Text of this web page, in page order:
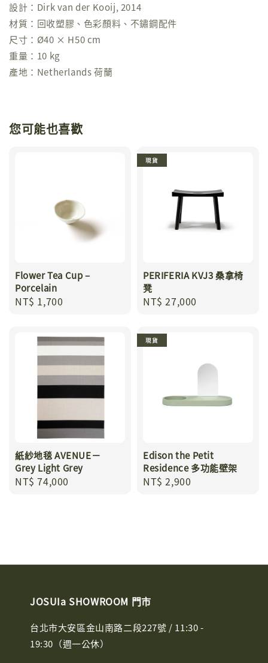
設計：Dirk van der Kooij, 2014
材質：回收塑膠、色彩顏料、不鏽鋼配件
尺寸：Ø40 × H50 cm
重量：10 kg
產地：Netherlands 荷蘭
您可能也喜歡
Flower Tea Cup –
Porcelain
Regular
NT$ 1,700
現貨
PERIFERIA KVJ3 桑拿椅
凳
Regular
NT$ 27,000
紙紗地毯 AVENUE－
Grey Light Grey
Regular
NT$ 74,000
現貨
Edison the Petit
Residence 多功能壁架
Regular
NT$ 2,900
JOSUIa SHOWROOM 門市
台北市大安區金山南路二段227號 / 11:30 -
19:30（週一公休）